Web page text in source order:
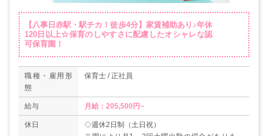
【八事日赤駅・駅チカ！徒歩4分】家賃補助あり♪年休
120日以上☆保育のしやすさに配慮したオシャレな認
可保育園！
職種・雇用形
態
保育士 / 正社員
給与 月給：205,500円~
休日
◇週休2日制（土日祝）